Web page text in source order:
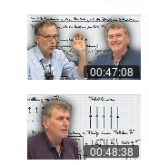
00:47:08
00:48:38